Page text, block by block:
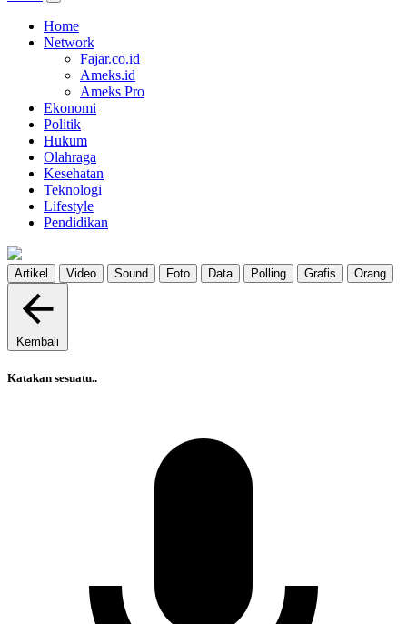
Home
Network
Fajar.co.id
Ameks.id
Ameks Pro
Ekonomi
Politik
Hukum
Olahraga
Kesehatan
Teknologi
Lifestyle
Pendidikan
Artikel Video Sound Foto Data Polling Grafis Orang
Kembali
Katakan sesuatu..